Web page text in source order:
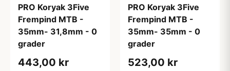
PRO Koryak 3Five
Frempind MTB -
35mm- 31,8mm - 0
grader
443,00 kr
PRO Koryak 3Five
Frempind MTB -
35mm- 35mm - 0
grader
523,00 kr